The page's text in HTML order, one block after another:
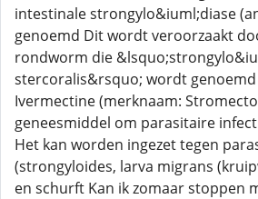
intestinale strongylo&iuml;diase
genoemd Dit wordt veroorzaakt
rondworm die
stercoralis&rsquo; wordt
Ivermectine (merknaam:
geneesmiddel om parasitaire
Het kan worden ingezet tegen
(strongyloides, larva migrans
en schurft Kan ik zomaar stoppen